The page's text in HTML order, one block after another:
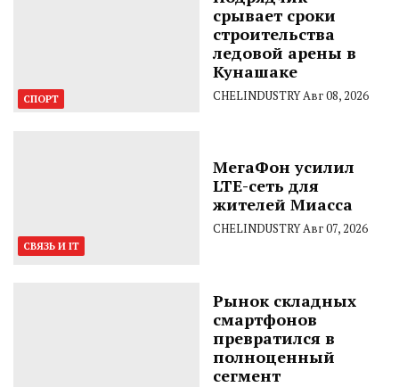
СПОРТ
срывает сроки
строительства
ледовой арены в
Кунашаке
CHELINDUSTRYАвг 08, 2026
СВЯЗЬ И IT
МегаФон усилил
LTE-сеть для
жителей Миасса
CHELINDUSTRYАвг 07, 2026
Рынок складных
смартфонов
превратился в
полноценный
сегмент